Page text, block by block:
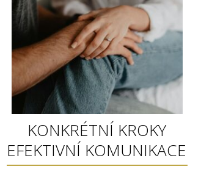
KONKRÉTNÍ KROKY
EFEKTIVNÍ KOMUNIKACE